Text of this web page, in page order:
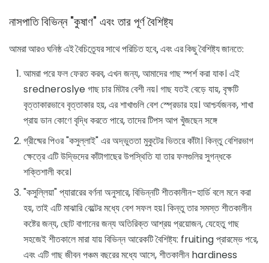
নাসপাতি বিভিন্ন "কুষাণ" এবং তার পূর্ণ বৈশিষ্ট্য
আমরা আরও ঘনিষ্ঠ এই বৈচিত্র্যের সাথে পরিচিত হবে, এবং এর কিছু বৈশিষ্ট্য জানতে:
আমরা পরে ফল ফেরত করব, এখন জন্য, আমাদের গাছ স্পর্শ করা যাক। এই
sredneroslye গাছ চার মিটার বেশী নয়। গাছ যতই বেড়ে যায়, বৃক্ষটি
বৃত্তাকারভাবে বৃত্তাকার হয়, এর শাখাগুলি বেশ স্প্রেডার হয়। আশ্চর্যজনক, শাখা
প্রায় ডান কোণে বৃদ্ধি করতে পারে, তাদের টিপস আপ খুঁজছেন সঙ্গে
গ্রীষ্মের পিওর "কসুল্লাই" এর অদ্ভুততা মুকুটের ভিতরে কাঁটা। কিন্তু বেশিরভাগ
ক্ষেত্রে এটি উদ্ভিদের কাঁটাগাছের উপস্থিতি যা তার ফলগুলির সুগন্ধকে
শক্তিশালী করে।
"কসুল্লিয়া" প্যারারের বর্ণনা অনুসারে, বিভিন্নটি শীতকালীন-হার্ডি বলে মনে করা
হয়, তাই এটি মাঝারি বেল্টের মধ্যে বেশ সফল হয়। কিন্তু তার সমস্ত শীতকালীন
কষ্টের জন্য, ছোট বাগানের জন্য অতিরিক্ত আশ্রয় প্রয়োজন, যেহেতু গাছ
সহজেই শীতকালে মারা যায় বিভিন্ন আরেকটি বৈশিষ্ট্য: fruiting প্রারম্ভে পরে,
এবং এটি গাছ জীবন পঞ্চম বছরের মধ্যে আসে, শীতকালীন hardiness